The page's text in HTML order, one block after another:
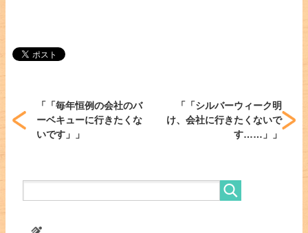
「 「シルバーウィーク明
け、会社に行きたくないで
す……」
」
「 「毎年恒例の会社のバ
ーベキューに行きたくな
いです」
」